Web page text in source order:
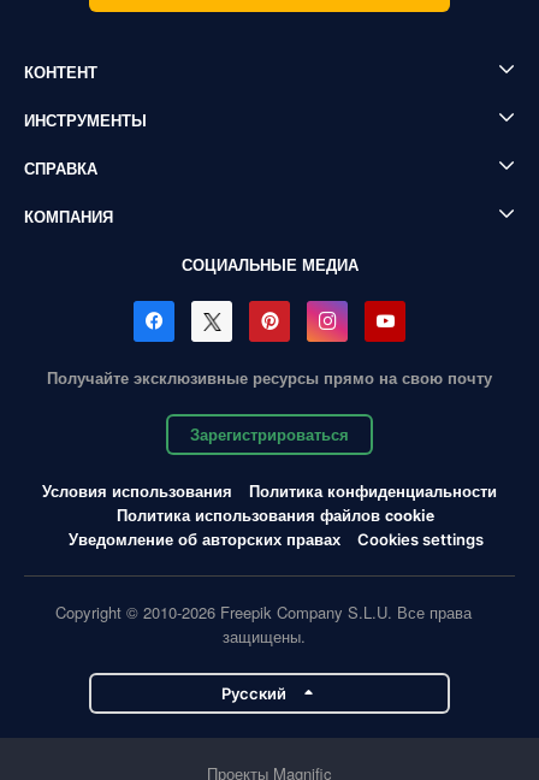
КОНТЕНТ
ИНСТРУМЕНТЫ
СПРАВКА
КОМПАНИЯ
СОЦИАЛЬНЫЕ МЕДИА
Получайте эксклюзивные ресурсы прямо на свою почту
Зарегистрироваться
Условия использования
Политика конфиденциальности
Политика использования файлов cookie
Уведомление об авторских правах
Cookies settings
Copyright © 2010-2026 Freepik Company S.L.U. Все права
защищены.
Pусский
Проекты Magnific